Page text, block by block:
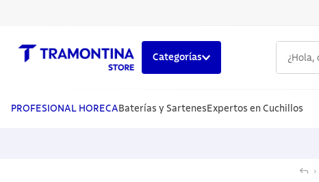
Categorías
PROFESIONAL HORECA Baterías y Sartenes Expertos en Cuchillos
1.
cuchillos